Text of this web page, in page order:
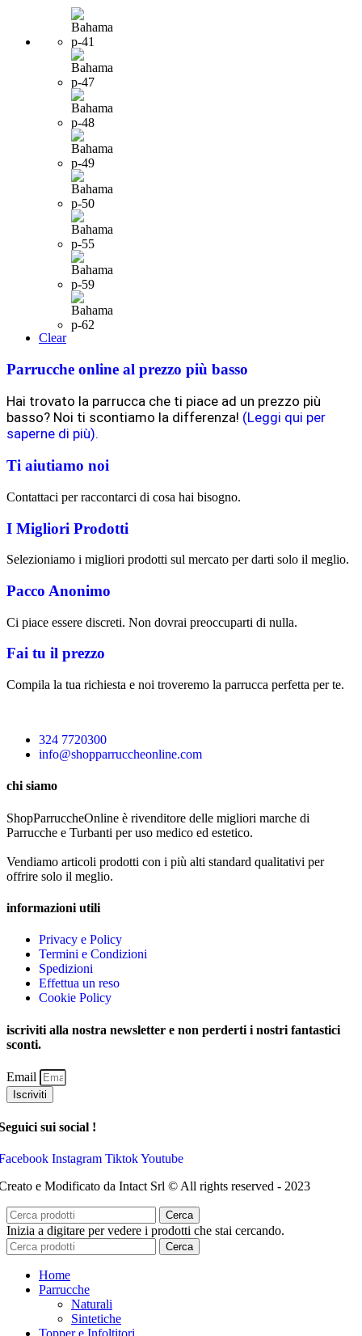
Clear
Parrucche online al prezzo più basso
Hai trovato la parrucca che ti piace ad un prezzo più
basso? Noi ti scontiamo la differenza! (Leggi qui per
saperne di più).
Ti aiutiamo noi
Contattaci per raccontarci di cosa hai bisogno.
I Migliori Prodotti
Selezioniamo i migliori prodotti sul mercato per darti solo il meglio.
Pacco Anonimo
Ci piace essere discreti. Non dovrai preoccuparti di nulla.
Fai tu il prezzo
Compila la tua richiesta e noi troveremo la parrucca perfetta per te.
324 7720300
info@shopparruccheonline.com
chi siamo
ShopParruccheOnline è rivenditore delle migliori marche di
Parrucche e Turbanti per uso medico ed estetico.
Vendiamo articoli prodotti con i più alti standard qualitativi per
offrire solo il meglio.
informazioni utili
Privacy e Policy
Termini e Condizioni
Spedizioni
Effettua un reso
Cookie Policy
iscriviti alla nostra newsletter e non perderti i nostri fantastici
sconti.
Email
Iscriviti
sui social !
Instagram TiktokYoutube
e Modificato da Intact Srl © All rights reserved - 2023
Cerca
Inizia a digitare per vedere i prodotti che stai cercando.
Cerca
Home
Parrucche
Naturali
Sintetiche